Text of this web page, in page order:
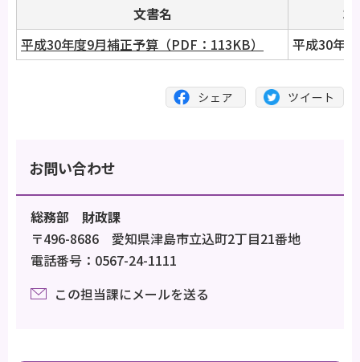
文書名
コ
平成30年度9月補正予算（PDF：113KB）
平成30年
お問い合わせ
総務部 財政課
〒496-8686 愛知県津島市立込町2丁目21番地
電話番号：0567-24-1111
この担当課にメールを送る